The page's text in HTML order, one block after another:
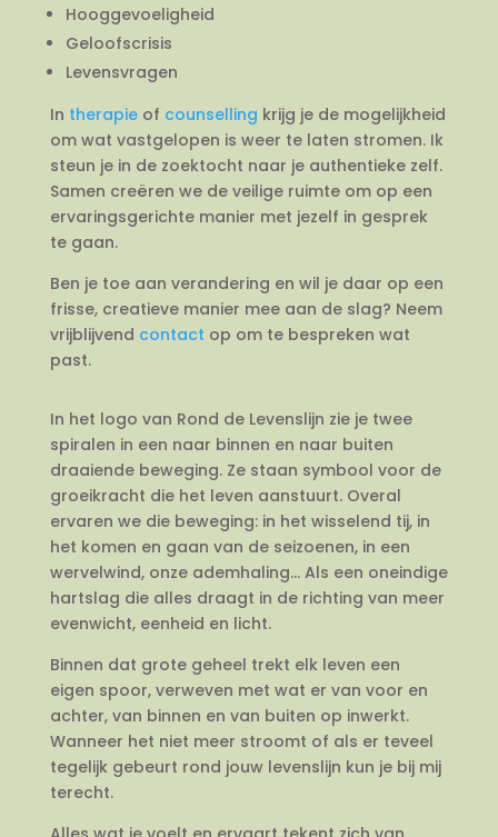
Hooggevoeligheid
Geloofscrisis
Levensvragen
In therapieof counselling krijg je de mogelijkheid
om wat vastgelopen is weer te laten stromen. Ik
steun je in de zoektocht naar je authentieke zelf.
Samen creëren we de veilige ruimte om op een
ervaringsgerichte manier met jezelf in gesprek
te gaan.
Ben je toe aan verandering en wil je daar op een
frisse, creatieve manier mee aan de slag? Neem
vrijblijvend contact op om te bespreken wat
past.
In het logo van Rond de Levenslijn zie je twee
spiralen in een naar binnen en naar buiten
draaiende beweging. Ze staan symbool voor de
groeikracht die het leven aanstuurt. Overal
ervaren we die beweging: in het wisselend tij, in
het komen en gaan van de seizoenen, in een
wervelwind, onze ademhaling… Als een oneindige
hartslag die alles draagt in de richting van meer
evenwicht, eenheid en licht.
Binnen dat grote geheel trekt elk leven een
eigen spoor, verweven met wat er van voor en
achter, van binnen en van buiten op inwerkt.
Wanneer het niet meer stroomt of als er teveel
tegelijk gebeurt rond jouw levenslijn kun je bij mij
terecht.